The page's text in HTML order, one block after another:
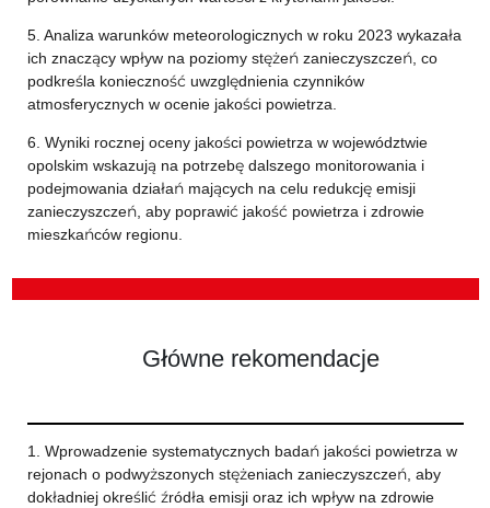
5. Analiza warunków meteorologicznych w roku 2023 wykazała
ich znaczący wpływ na poziomy stężeń zanieczyszczeń, co
podkreśla konieczność uwzględnienia czynników
atmosferycznych w ocenie jakości powietrza.
6. Wyniki rocznej oceny jakości powietrza w województwie
opolskim wskazują na potrzebę dalszego monitorowania i
podejmowania działań mających na celu redukcję emisji
zanieczyszczeń, aby poprawić jakość powietrza i zdrowie
mieszkańców regionu.
Główne rekomendacje
1. Wprowadzenie systematycznych badań jakości powietrza w
rejonach o podwyższonych stężeniach zanieczyszczeń, aby
dokładniej określić źródła emisji oraz ich wpływ na zdrowie